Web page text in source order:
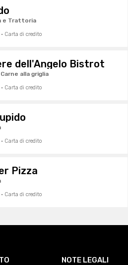
e Trattoria
Carta di credito
dell'Angelo Bistrot
alla griglia
Carta di credito
Carta di credito
Pizza
Carta di credito
NOTE LEGALI